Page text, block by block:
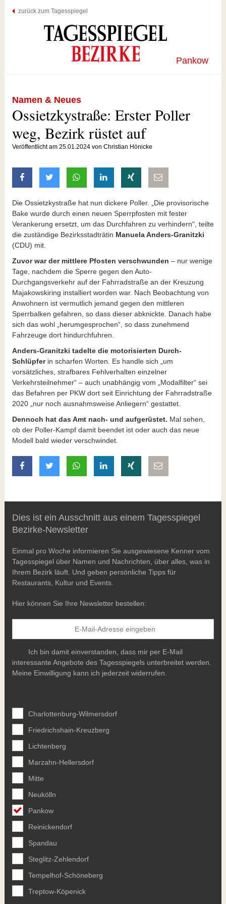
zurück zum Tagesspiegel
Pankow
Namen & Neues
Ossietzkystraße: Erster Poller
weg, Bezirk rüstet auf
Veröffentlicht am 25.01.2024 von Christian Hönicke
auf Facebook teilen
auf Twitter teilenmit Whatsapp teilen
auf LinkedIn teilen
auf Xing teilen
Die Ossietzkystraße hat nun dickere Poller. „Die provisorische
Bake wurde durch einen neuen Sperrpfosten mit fester
Verankerung ersetzt, um das Durchfahren zu verhindern“, teilte
die zuständige Bezirksstadträtin Manuela Anders-Granitzki
(CDU) mit.
Zuvor war der mittlere Pfosten verschwunden – nur wenige
Tage, nachdem die Sperre gegen den Auto-
Durchgangsverkehr auf der Fahrradstraße an der Kreuzung
Majakowskiring installiert worden war. Nach Beobachtung von
Anwohnern ist vermutlich jemand gegen den mittleren
Sperrbalken gefahren, so dass dieser abknickte. Danach habe
sich das wohl „herumgesprochen“, so dass zunehmend
Fahrzeuge dort hindurchfuhren.
Anders-Granitzki tadelte die motorisierten Durch-
Schlüpferin scharfen Worten. Es handle sich „um
vorsätzliches, strafbares Fehlverhalten einzelner
Verkehrsteilnehmer“ – auch unabhängig vom „Modalfilter“ sei
das Befahren per PKW dort seit Einrichtung der Fahrradstraße
2020 „nur noch ausnahmsweise Anliegern“ gestattet.
Dennoch hat das Amt nach- und aufgerüstet. Mal sehen,
ob der Poller-Kampf damit beendet ist oder auch das neue
Modell bald wieder verschwindet.
auf Facebook teilen
auf Twitter teilenmit Whatsapp teilen
auf LinkedIn teilen
auf Xing teilen
Dies ist ein Ausschnitt aus einem Tagesspiegel
Bezirke-Newsletter
Einmal pro Woche informieren Sie ausgewiesene Kenner vom
Tagesspiegel über Namen und Nachrichten, über alles, was in
Ihrem Bezirk läuft. Und geben persönliche Tipps für
Restaurants, Kultur und Events.
Hier können Sie Ihre Newsletter bestellen:
Ich bin damit einverstanden, dass mir per E-Mail
interessante Angebote des Tagesspiegels unterbreitet werden.
Meine Einwilligung kann ich jederzeit widerrufen.
Charlottenburg-Wilmersdorf
Friedrichshain-Kreuzberg
Lichtenberg
Marzahn-Hellersdorf
Mitte
Neukölln
Pankow
Reinickendorf
Spandau
Steglitz-Zehlendorf
Tempelhof-Schöneberg
Treptow-Köpenick